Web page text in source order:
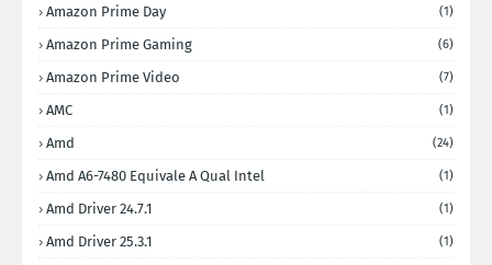
Amazon Prime Day (1)
Amazon Prime Gaming (6)
Amazon Prime Video (7)
AMC (1)
Amd (24)
Amd A6-7480 Equivale A Qual Intel (1)
Amd Driver 24.7.1 (1)
Amd Driver 25.3.1 (1)